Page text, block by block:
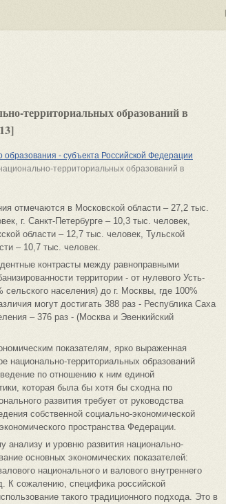
территориальных образований в
- субъекта Российской Федерации
территориальных образований в
отмечаются в Московской области – 27,2 тыс.
г. Санкт-Петербурге – 10,3 тыс. человек,
области – 12,7 тыс. человек, Тульской
– 10,7 тыс. человек.
контрасты между равноправными
территории - от нулевого Усть-
населения) до г. Москвы, где 100%
могут достигать 388 раз - Республика Саха
– 376 раз - (Москва и Эвенкийский
показателям, ярко выраженная
территориальных образований
по отношению к ним единой
которая была бы хотя бы сходна по
развития требует от руководства
собственной социально-экономической
пространства Федерации.
и уровню развития национально-
основных экономических показателей:
национального и валового внутреннего
К сожалению, специфика российской
такого традиционного подхода. Это в